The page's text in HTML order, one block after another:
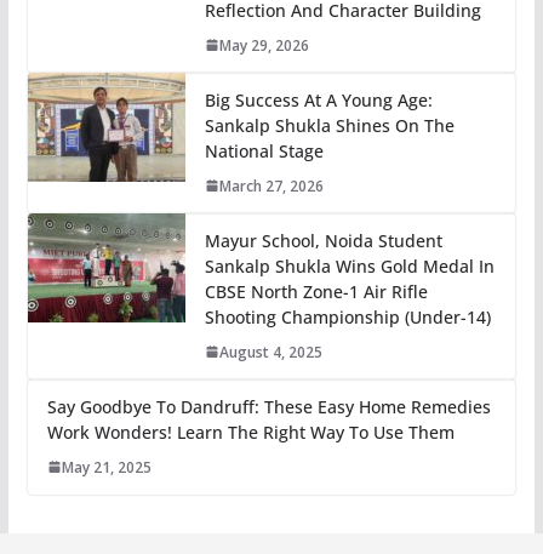
Reflection And Character Building
May 29, 2026
Big Success At A Young Age:
Sankalp Shukla Shines On The
National Stage
March 27, 2026
Mayur School, Noida Student
Sankalp Shukla Wins Gold Medal In
CBSE North Zone-1 Air Rifle
Shooting Championship (Under-14)
August 4, 2025
Say Goodbye To Dandruff: These Easy Home Remedies
Work Wonders! Learn The Right Way To Use Them
May 21, 2025